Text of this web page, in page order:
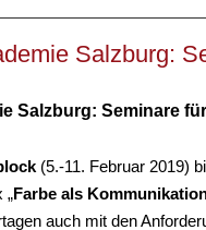
Salzburg:
Salzburg: Seminare
(5.-11. Februar 2019)
„Farbe als
auch mit den